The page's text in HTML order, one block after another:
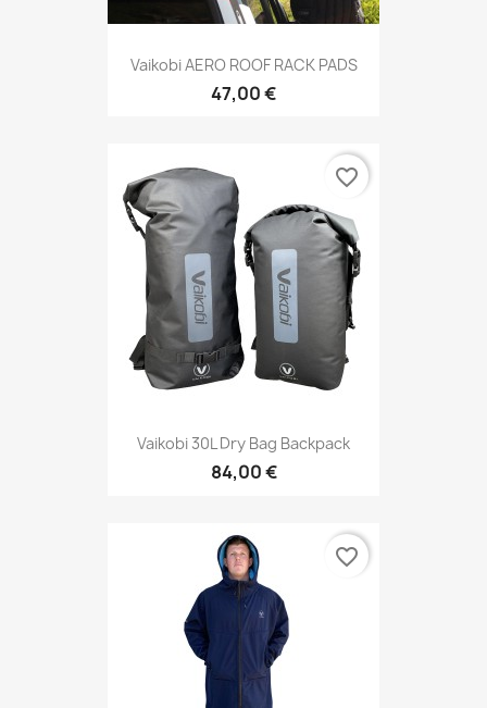
Vaikobi AERO ROOF RACK PADS
47,00 €
Vaikobi 30L Dry Bag Backpack
84,00 €
favorite_border
favorite_border